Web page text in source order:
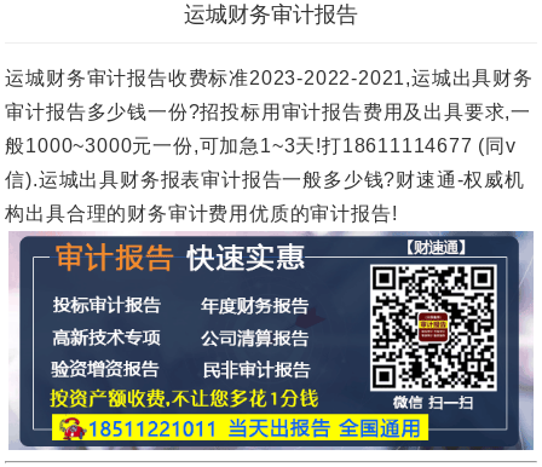
运城财务审计报告
运城财务审计报告收费标准2023-2022-2021,运城出具财务
审计报告多少钱一份?招投标用审计报告费用及出具要求,一
般1000~3000元一份,可加急1~3天!打18611114677 (同v
信).运城出具财务报表审计报告一般多少钱?财速通-权威机
构出具合理的财务审计费用优质的审计报告!